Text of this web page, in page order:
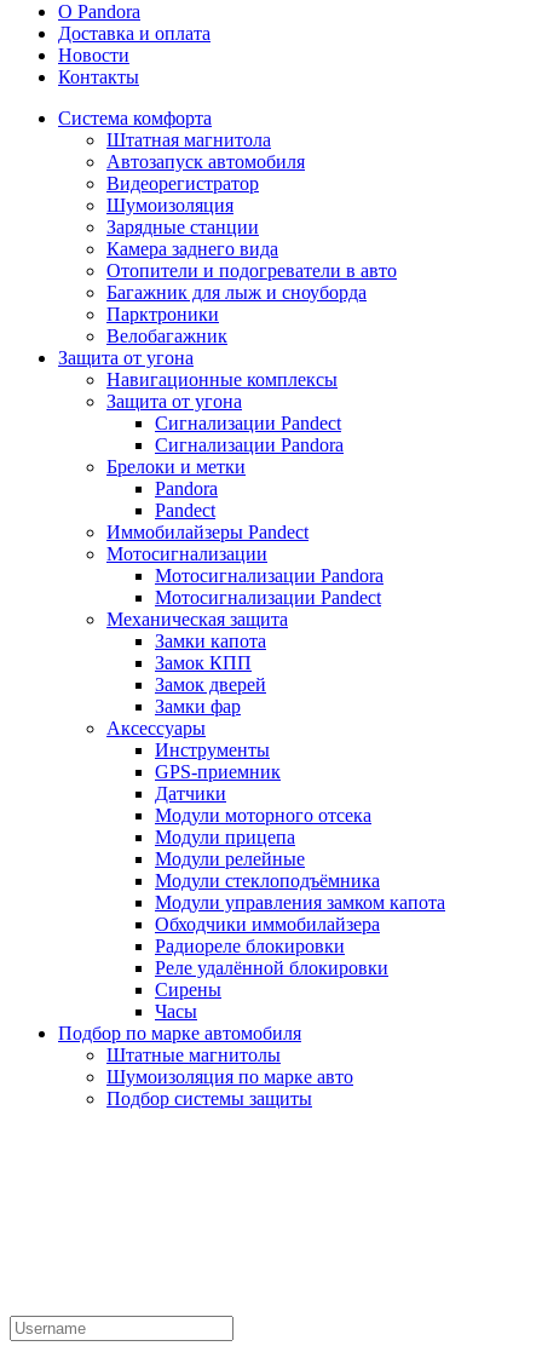
O Pandora
Доставка и оплата
Новости
Контакты
Система комфорта
Штатная магнитола
Автозапуск автомобиля
Видеорегистратор
Шумоизоляция
Зарядные станции
Камера заднего вида
Отопители и подогреватели в авто
Багажник для лыж и сноуборда
Парктроники
Велобагажник
Защита от угона
Навигационные комплексы
Защита от угона
Сигнализации Pandect
Сигнализации Pandora
Брелоки и метки
Pandora
Pandect
Иммобилайзеры Pandect
Мотосигнализации
Мотосигнализации Pandora
Мотосигнализации Pandect
Механическая защита
Замки капота
Замок КПП
Замок дверей
Замки фар
Аксессуары
Инструменты
GPS-приемник
Датчики
Модули моторного отсека
Модули прицепа
Модули релейные
Модули стеклоподъёмника
Модули управления замком капота
Обходчики иммобилайзера
Радиореле блокировки
Реле удалённой блокировки
Сирены
Часы
Подбор по марке автомобиля
Штатные магнитолы
Шумоизоляция по марке авто
Подбор системы защиты